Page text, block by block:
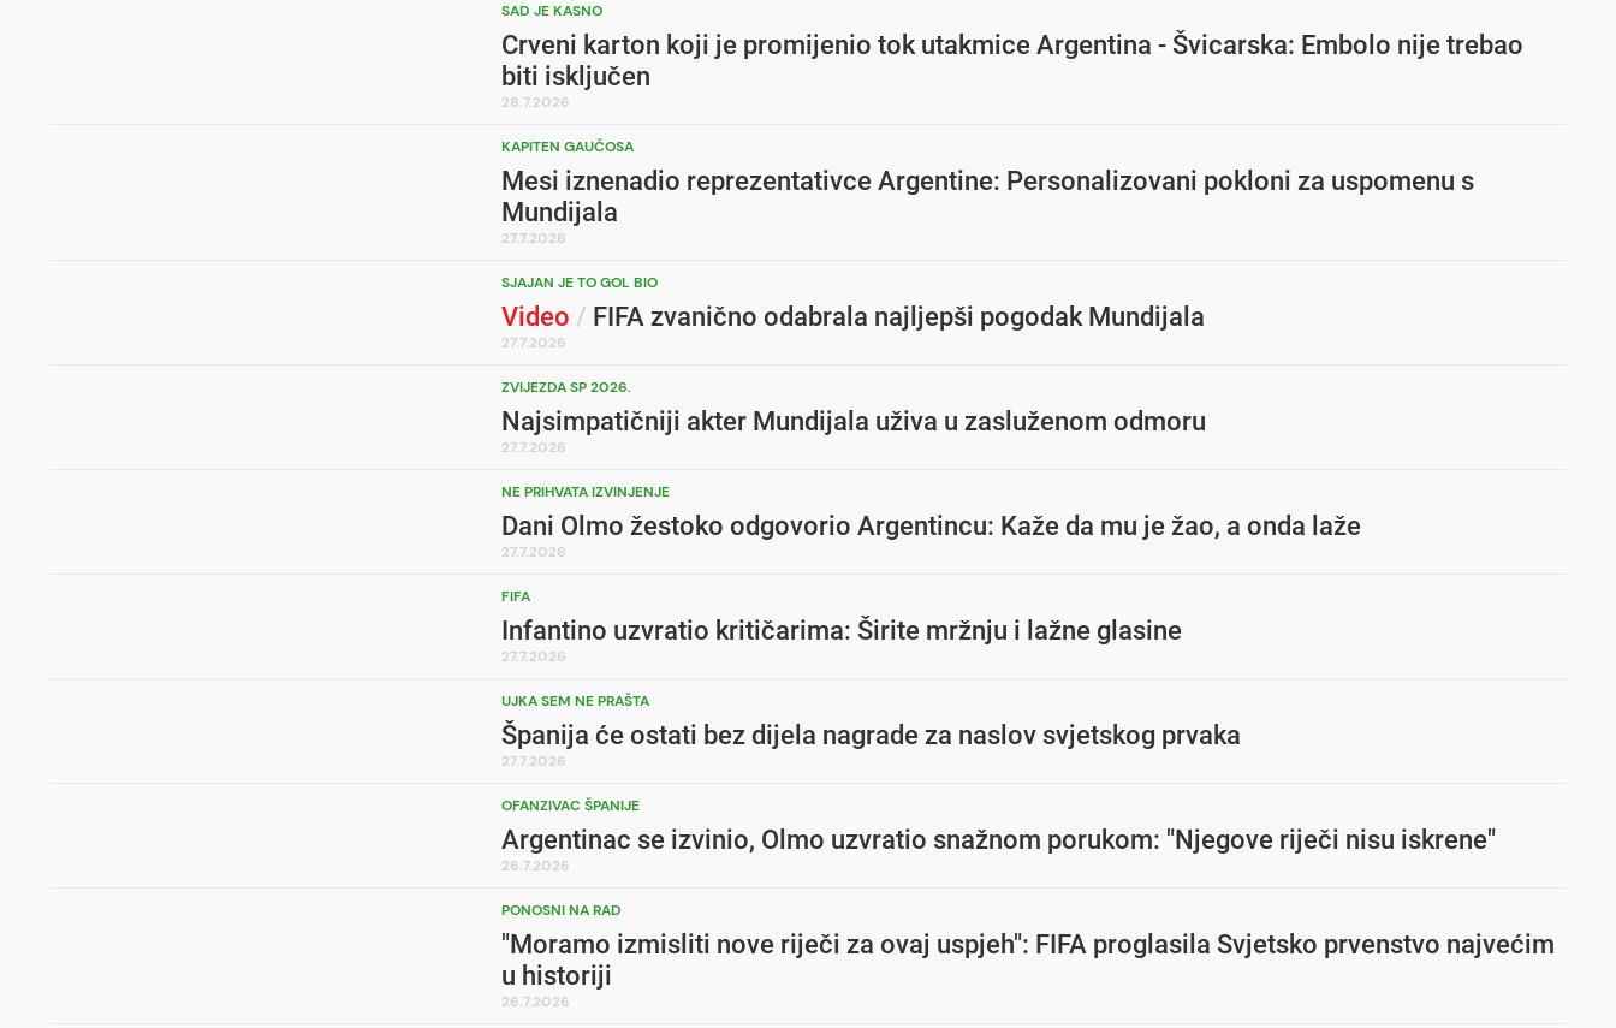
SAD JE KASNO
Crveni karton koji je promijenio tok utakmice Argentina - Švicarska: Embolo nije trebao
biti isključen
28.7.2026
KAPITEN GAUČOSA
Mesi iznenadio reprezentativce Argentine: Personalizovani pokloni za uspomenu s
Mundijala
27.7.2026
SJAJAN JE TO GOL BIO
Video / FIFA zvanično odabrala najljepši pogodak Mundijala
27.7.2026
ZVIJEZDA SP 2026.
Najsimpatičniji akter Mundijala uživa u zasluženom odmoru
27.7.2026
NE PRIHVATA IZVINJENJE
Dani Olmo žestoko odgovorio Argentincu: Kaže da mu je žao, a onda laže
27.7.2026
FIFA
Infantino uzvratio kritičarima: Širite mržnju i lažne glasine
27.7.2026
UJKA SEM NE PRAŠTA
Španija će ostati bez dijela nagrade za naslov svjetskog prvaka
27.7.2026
OFANZIVAC ŠPANIJE
Argentinac se izvinio, Olmo uzvratio snažnom porukom: "Njegove riječi nisu iskrene"
26.7.2026
PONOSNI NA RAD
"Moramo izmisliti nove riječi za ovaj uspjeh": FIFA proglasila Svjetsko prvenstvo najvećim
u historiji
26.7.2026